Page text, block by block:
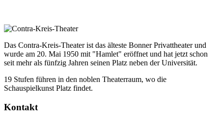
Das Contra-Kreis-Theater ist das älteste Bonner Privattheater und
wurde am 20. Mai 1950 mit "Hamlet" eröffnet und hat jetzt schon
seit mehr als fünfzig Jahren seinen Platz neben der Universität.
19 Stufen führen in den noblen Theaterraum, wo die
Schauspielkunst Platz findet.
Kontakt